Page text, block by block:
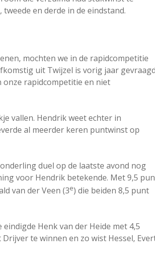
en derde in de eindstand.
mochten we in de rapidcompetitie
uit Twijzel is vorig jaar
onze rapidcompetitie en niet
vallen. Hendrik weet echter in
al meerder keren puntwinst op
duel op de laatste avond nog
voor Hendrik betekende. Met 9,5
van der Veen (3e) die beiden 8,5 punt
Henk van der Heide met 4,5
te winnen en zo wist Hessel,